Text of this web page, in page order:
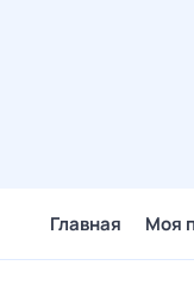
Главная Моя